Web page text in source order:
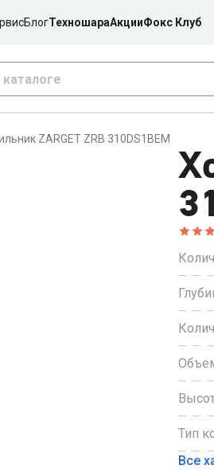
БлогТехношараАкцииФокс Клуб
ZARGET ZRB 310DS1BEM
Тип
Все